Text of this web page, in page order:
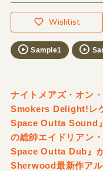
Wishlist
Sample1
ナイトメアズ・オン
Smokers Delight!レ
Space Outta Sound
の総帥エイドリアン
Space Outta Dub』
Sherwood最新作ア